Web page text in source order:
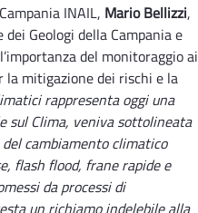
INAIL, Mario Bellizzi,
Geologi della Campania e
del monitoraggio ai
la mitigazione dei rischi e la
rappresenta oggi una
sul Clima, veniva sottolineata
cambiamento climatico
flash flood, frane rapide e
da processi di
un richiamo indelebile alla